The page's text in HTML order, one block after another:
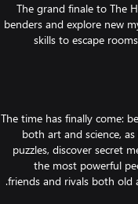
The grand finale to The
benders and explore new
skills to escape
The time has finally come:
both art and science,
puzzles, discover secret
the most powerful